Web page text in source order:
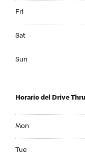
Fri
Sat
Sun
Horario del Drive Thru
Mon
Tue